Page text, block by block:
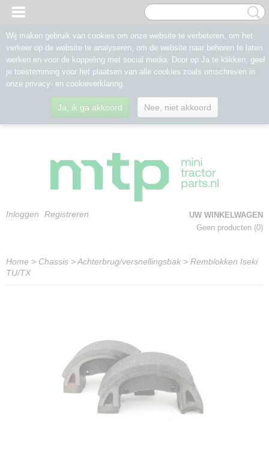
Inloggen Registreren
UW WINKELWAGEN
Geen producten (0)
Home > Chassis >Achterbrug/versnellingsbak > Remblokken Iseki
TU/TX
Wij maken gebruik van cookies om onze website te verbeteren, om het
verkeer op de website te analyseren, om de website naar behoren te laten
werken en voor de koppeling met social media. Door op Ja te klikken, geef
je toestemming voor het plaatsen van alle cookies zoals omschreven in
onze privacy- en cookieverklaring.
Ja, ik ga akkoord Nee, niet akkoord